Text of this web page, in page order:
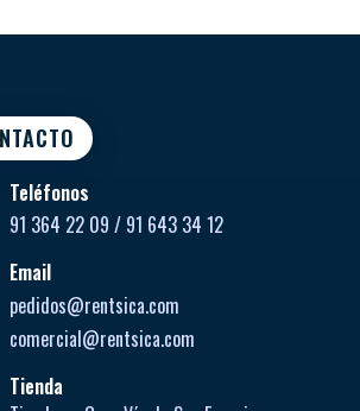
Teléfonos
91 364 22 09 / 91 643 34 12
Email
pedidos@rentsica.com
comercial@rentsica.com
Tienda